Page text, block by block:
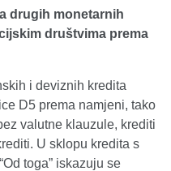
drugih monetarnih
društvima prema
i deviznih kredita
D5 prema namjeni, tako
valutne klauzule, krediti
U sklopu kredita s
toga” iskazuju se